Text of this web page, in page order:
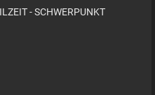
- SCHWERPUNKT